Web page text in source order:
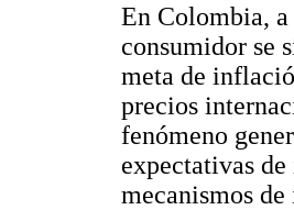
En Colombia,
consumidor se
meta de
precios
fenómeno
expectativas
mecanismos